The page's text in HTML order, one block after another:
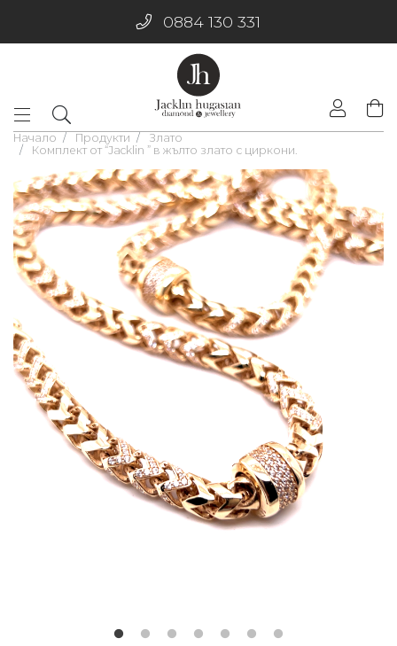
0884 130 331
Начало Продукти
Злато
Комплект от “Jacklin ” в жълто злато с циркони.